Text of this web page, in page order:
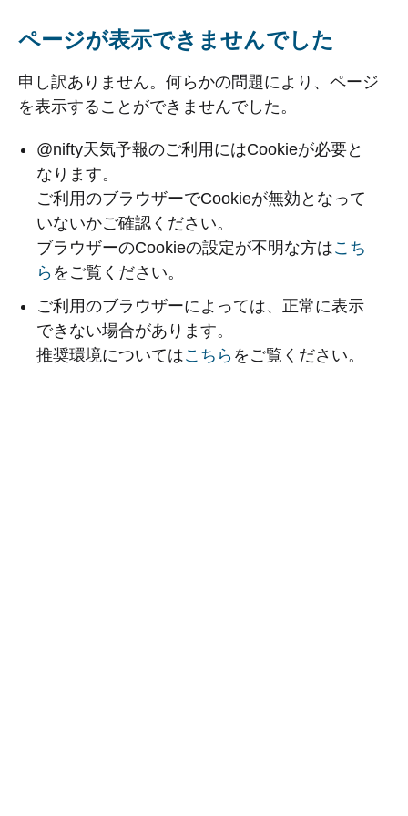
ページが表示できませんでした
申し訳ありません。何らかの問題により、ページ
を表示することができませんでした。
@nifty天気予報のご利用にはCookieが必要と
なります。
ご利用のブラウザーでCookieが無効となって
いないかご確認ください。
ブラウザーのCookieの設定が不明な方はこち
ら をご覧ください。
ご利用のブラウザーによっては、正常に表示
できない場合があります。
推奨環境についてはこちら をご覧ください。